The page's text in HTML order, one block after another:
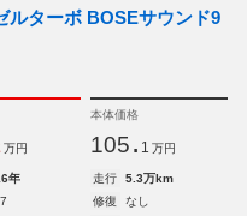
ルターボ BOSEサウンド9
万円
本体価格
105. 1 万円
年 走行
5.3万km
修復
なし